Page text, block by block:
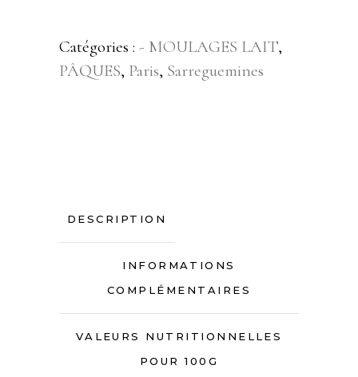
Catégories : - MOULAGES LAIT,
PÂQUES, Paris, Sarreguemines
DESCRIPTION
INFORMATIONS
COMPLÉMENTAIRES
VALEURS NUTRITIONNELLES
POUR 100G